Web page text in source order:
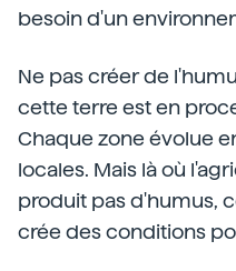
besoin d'un
Ne pas créer de
cette terre est en
Chaque zone évolue
locales. Mais là où
produit pas d'humus,
crée des conditions